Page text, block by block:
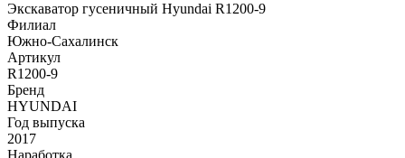
Экскаватор гусеничный Hyundai R1200-9
Филиал
Южно-Сахалинск
Артикул
R1200-9
Бренд
HYUNDAI
Год выпуска
2017